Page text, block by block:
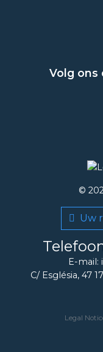
©
Uw
E-mail:
C/ Església, 47
Volg ons
Legal